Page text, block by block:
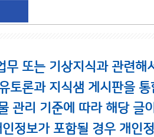
무 또는 기상지식과 관련해
토론과 지식샘 게시판을
관리 기준에 따라 해당 글
정보가 포함될 경우 개인